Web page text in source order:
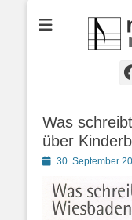
Was
über
Posted30. September